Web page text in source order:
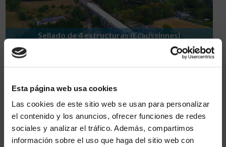
Esta página web usa cookies
Las cookies de este sitio web se usan para personalizar
el contenido y los anuncios, ofrecer funciones de redes
sociales y analizar el tráfico. Además, compartimos
información sobre el uso que haga del sitio web con
Sellado de 4 estructuras (Ecaussinnes)